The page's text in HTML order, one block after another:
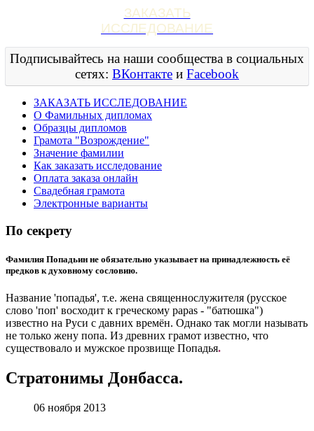
ЗАКАЗАТЬ
ИССЛЕДОВАНИЕ
Подписывайтесь на наши сообщества в социальных
сетях: ВКонтакте и Facebook
ЗАКАЗАТЬ ИССЛЕДОВАНИЕ
О Фамильных дипломах
Образцы дипломов
Грамота "Возрождение"
Значение фамилии
Как заказать исследование
Оплата заказа онлайн
Свадебная грамота
Электронные варианты
По секрету
Фамилия Попадьин не обязательно указывает на принадлежность её
предков к духовному сословию.
Название 'попадья', т.е. жена священнослужителя (русское
слово 'поп' восходит к греческому papas - "батюшка")
известно на Руси с давних времён. Однако так могли называть
не только жену попа. Из древних грамот известно, что
существовало и мужское прозвище Попадья.
Стратонимы Донбасса.
06 ноября 2013